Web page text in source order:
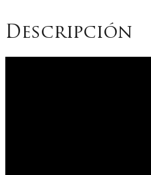
Descripción